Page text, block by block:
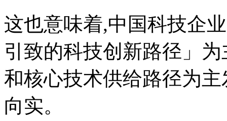
这也意味着,中国科技企
引致的科技创新路径」
和核心技术供给路径为
向实。